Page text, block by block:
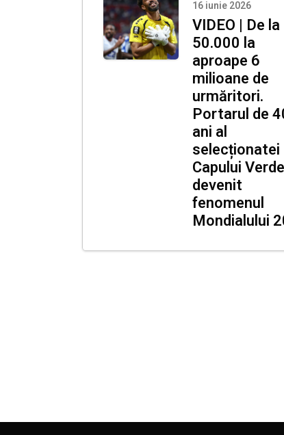
16 iunie 2026
VIDEO | De la
50.000 la
aproape 6
milioane de
urmăritori.
Portarul de
ani al
selecționatei
Capului
devenit
fenomenul
Mondialului